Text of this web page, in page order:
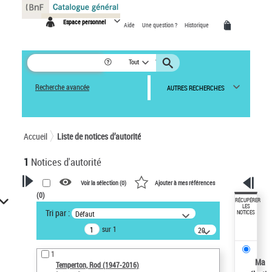
Espace personnel Aide Une question ? Historique
Tout
Recherche avancée AUTRES RECHERCHES
Accueil Liste de notices d’autorité
1 Notices d'autorité
VOTRE RECHERCHE
Recherche avancée dans les
notices d’autorité
Œuvres liées à l'auteur :
Temperton, Rod (1947-2016)
Voir la sélection (0) Ajouter à mes références
(0)
Tri par : Défaut
sur 1
20
résultats/page
1
Temperton, Rod (1947-2016)
RÉCUPÉRER
LES
NOTICES
Ma
Panneau de gestion des cookies